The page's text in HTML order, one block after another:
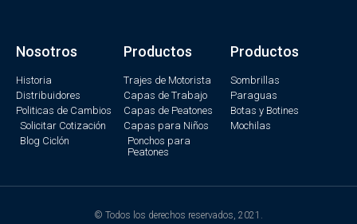
Nosotros
Historia
Distribuidores
Politicas de Cambios
Solicitar Cotización
Blog Ciclón
Productos
Trajes de Motorista
Capas de Trabajo
Capas de Peatones
Capas para Niños
Ponchos para
Peatones
Productos
Sombrillas
Paraguas
Botas y Botines
Mochilas
© Todos los derechos reservados, 2021.